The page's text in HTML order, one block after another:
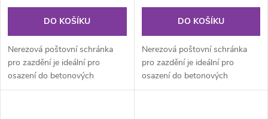
DO KOŠÍKU
Nerezová poštovní schránka
pro zazdění je ideální pro
osazení do betonových
tvarovek tl. 20cm od firmy
DO KOŠÍKU
Nerezová poštovní schránka
pro zazdění je ideální pro
osazení do betonových
tvarovek tl. 20cm od firmy